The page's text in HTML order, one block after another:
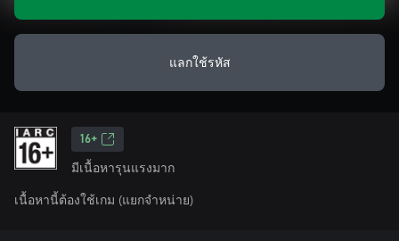
แลกใช้รหัส
16+
มีเนื้อหารุนแรงมาก
เนื้อหานี้ต้องใช้เกม (แยกจำหน่าย)